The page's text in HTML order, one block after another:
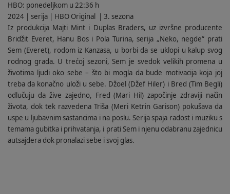
HBO: ponedeljkom u 22:36 h
2024 | serija | HBO Original | 3. sezona
Iz produkcija Majti Mint i Duplas Braders, uz izvršne producente
Bridžit Everet, Hanu Bos i Pola Turina, serija „Neko, negde“ prati
Sem (Everet), rodom iz Kanzasa, u borbi da se uklopi u kalup svog
rodnog grada. U trećoj sezoni, Sem je svedok velikih promena u
životima ljudi oko sebe – što bi mogla da bude motivacija koja joj
treba da konačno uloži u sebe. Džoel (Džef Hiler) i Bred (Tim Begli)
odlučuju da žive zajedno, Fred (Mari Hil) započinje zdraviji način
života, dok tek razvedena Triša (Meri Ketrin Garison) pokušava da
uspe u ljubavnim sastancima i na poslu. Serija spaja radost i muziku s
temama gubitka i prihvatanja, i prati Sem i njenu odabranu zajednicu
autsajdera dok pronalazi sebe i svoj glas.